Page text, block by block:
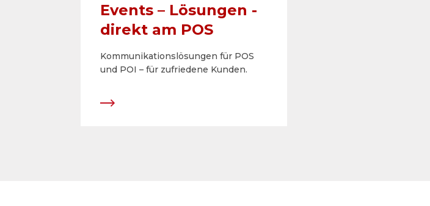
Events – ­Lösungen ­
direkt am POS
Kommunikationslösungen für POS
und POI – für ­zufriedene Kunden.